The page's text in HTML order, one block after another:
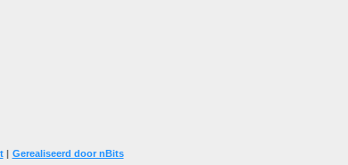
| Gerealiseerd door nBits